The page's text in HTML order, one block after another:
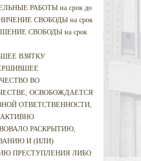
РАБОТЫ на срок до
СВОБОДЫ на срок
СВОБОДЫ на срок
ВЗЯТКУ
ВО
ОСВОБОЖДАЕТСЯ
ОТВЕТСТВЕННОСТИ,
РАСКРЫТИЮ,
И (ИЛИ)
ПРЕСТУПЛЕНИЯ ЛИБО